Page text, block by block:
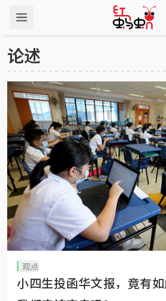
论述
观点
小四生投函华文报，竟有如